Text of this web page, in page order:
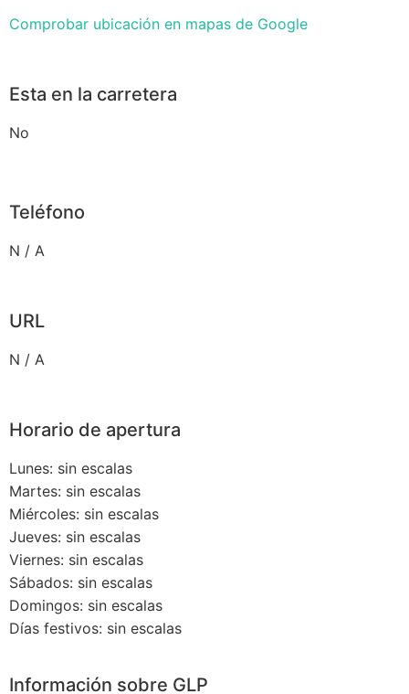
Comprobar ubicación en mapas de Google
Esta en la carretera
No
Teléfono
N / A
URL
N / A
Horario de apertura
Lunes: sin escalas
Martes: sin escalas
Miércoles: sin escalas
Jueves: sin escalas
Viernes: sin escalas
Sábados: sin escalas
Domingos: sin escalas
Días festivos: sin escalas
Información sobre GLP